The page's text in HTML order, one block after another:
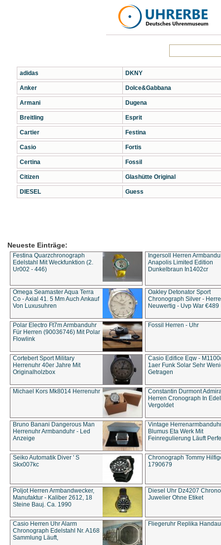
adidas
Anker
Armani
Breitling
Cartier
Casio
Certina
Citizen
DIESEL
DKNY
Dolce&Gabbana
Dugena
Esprit
Festina
Fortis
Fossil
Glashütte Original
Guess
Neueste Einträge:
Festina Quarzchronograph
Edelstahl Mit Weckfunktion (2.
Ur002 - 446)
Ingersoll Herren
Anapolis Limited Edition
Dunkelbraun In1402cr
Omega Seamaster Aqua Terra
Co - Axial 41. 5 Mm Auch Ankauf
Von Luxusuhren
Oakley Detonator Sport
Chronograph Silver -
Neuwertig - Uvp War €489
Polar Electro Ft7m Armbanduhr
Für Herren (90036746) Mit Polar
Flowlink
Fossil Herren - Uhr
Cortebert Sport Military
Herrenuhr 40er Jahre Mit
Originalholzbox
Casio Edifice Eqw -
1aer Funk Solar Sehr
Getragen
Michael Kors Mk8014 Herrenuhr
Constantin Durmont
Herren Cronograph In
Vergoldet
Bruno Banani Dangerous Man
Herrenuhr Armbanduhr - Led
Anzeige
Vintage
Blumus Eta Werk Mit
Feinregulierung Läuft
Seiko Automatik Diver ' S
Skx007kc
Chronograph Tommy
1790679
Poljot Herren Armbandwecker,
Manufaktur - Kaliber 2612, 18
Steine Bauj. Ca. 1990
Diesel Uhr Dz4207
Juwelier Ohne Etiket
Casio Herren Uhr Alarm
Chronograph Edelstahl Nr. A168
Sammlung Läuft,
Fliegeruhr Replika